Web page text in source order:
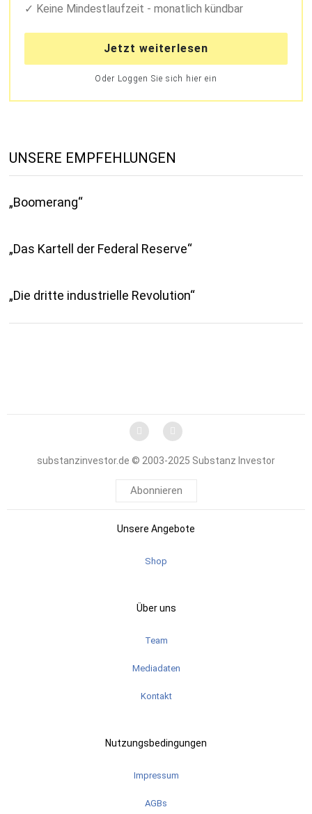
Keine Mindestlaufzeit - monatlich kündbar
Jetzt weiterlesen
Oder Loggen Sie sich hier ein
UNSERE EMPFEHLUNGEN
„Boomerang“
„Das Kartell der Federal Reserve“
„Die dritte industrielle Revolution“
substanzinvestor.de © 2003-2025 Substanz Investor
Abonnieren
Unsere Angebote
Shop
Über uns
Team
Mediadaten
Kontakt
Nutzungsbedingungen
Impressum
AGBs